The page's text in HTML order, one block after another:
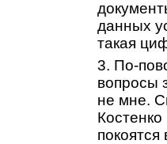
данных
такая
3. По-
вопросы
не мне.